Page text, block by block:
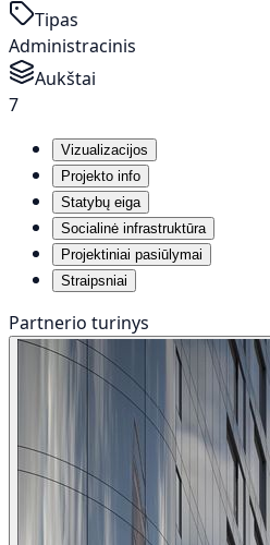
Tipas
Administracinis
Aukštai
7
Vizualizacijos
Projekto info
Statybų eiga
Socialinė infrastruktūra
Projektiniai pasiūlymai
Straipsniai
Partnerio turinys